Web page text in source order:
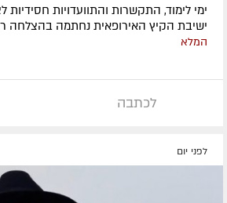
ימי לימוד, התקשרות והתוועדויות חסידיות
ישיבת הקיץ האירופאית נחתמה בהצלחה
המלא
לכתבה
לפני יום